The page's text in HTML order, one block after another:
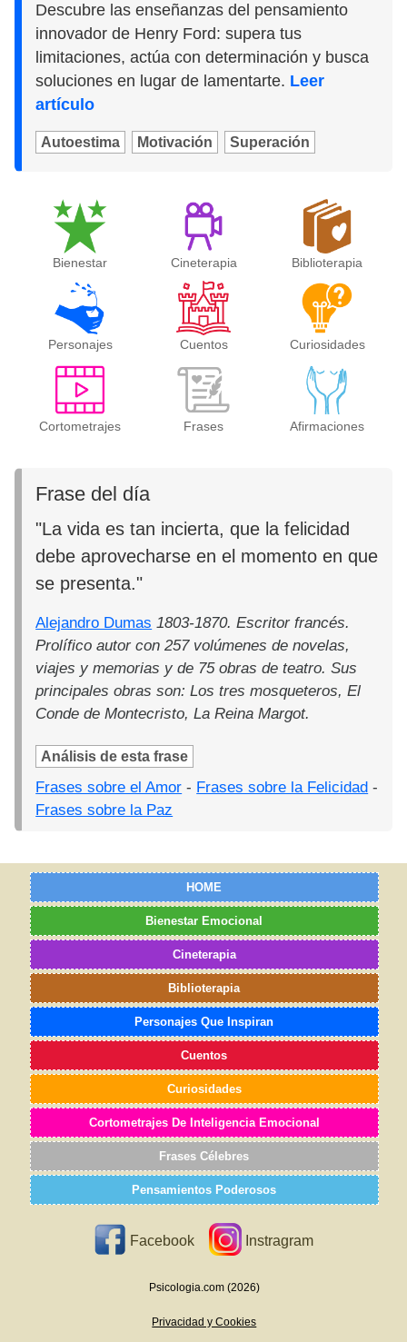
Descubre las enseñanzas del pensamiento
innovador de Henry Ford: supera tus
limitaciones, actúa con determinación y busca
soluciones en lugar de lamentarte. Leer
artículo
Autoestima Motivación Superación
Bienestar Cineterapia Biblioterapia
Personajes Cuentos Curiosidades
Cortometrajes Frases Afirmaciones
Frase del día
"La vida es tan incierta, que la felicidad
debe aprovecharse en el momento en que
se presenta."
Alejandro Dumas 1803-1870. Escritor francés.
Prolífico autor con 257 volúmenes de novelas,
viajes y memorias y de 75 obras de teatro. Sus
principales obras son: Los tres mosqueteros, El
Conde de Montecristo, La Reina Margot.
Análisis de esta frase
Frases sobre el Amor - Frases sobre la Felicidad -
Frases sobre la Paz
HOME
Bienestar Emocional
Cineterapia
Biblioterapia
Personajes Que Inspiran
Cuentos
Curiosidades
Cortometrajes De Inteligencia Emocional
Frases Célebres
Pensamientos Poderosos
Facebook Instragram
Psicologia.com (2026)
Privacidad y Cookies